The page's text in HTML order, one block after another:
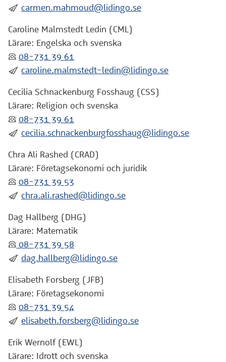
:skicka: carmen.mahmoud@lidingo.se
Caroline Malmstedt Ledin (CML)
Lärare: Engelska och svenska
:telefon: 08-731 39 61
:skicka: caroline.malmstedt-ledin@lidingo.se
Cecilia Schnackenburg Fosshaug (CSS)
Lärare: Religion och svenska
:telefon: 08-731 39 61
:skicka: cecilia.schnackenburgfosshaug@lidingo.se
Chra Ali Rashed (CRAD)
Lärare: Företagsekonomi och juridik
:telefon: 08-731 39 53
:skicka: chra.ali.rashed@lidingo.se
Dag Hallberg (DHG)
Lärare: Matematik
:telefon: 08-731 39 58
:skicka: dag.hallberg@lidingo.se
Elisabeth Forsberg (JFB)
Lärare: Företagsekonomi
:telefon: 08-731 39 54
:skicka: elisabeth.forsberg@lidingo.se
Erik Wernolf (EWL)
Lärare: Idrott och svenska